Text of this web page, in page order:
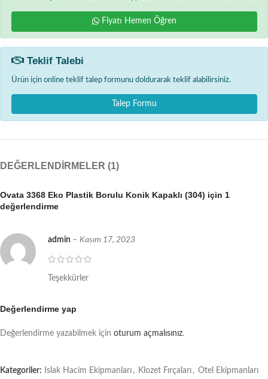
Fiyatı Hemen Öğren
Teklif Talebi
Ürün için online teklif talep formunu doldurarak teklif alabilirsiniz.
Talep Formu
DEĞERLENDIRMELER (1)
Ovata 3368 Eko Plastik Borulu Konik Kapaklı (304) için 1
değerlendirme
admin – Kasım 17, 2023
Teşekkürler
Değerlendirme yap
Değerlendirme yazabilmek için oturum açmalısınız.
Kategoriler: Islak Hacim Ekipmanları , Klozet Fırçaları , Otel Ekipmanları